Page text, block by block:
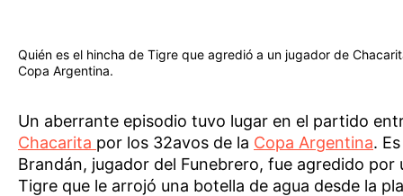
Quién es el hincha de Tigre que agredió a un jugador de
Copa Argentina.
Un aberrante episodio tuvo lugar en el partido
Chacarita por los 32avos de la Copa Argentina.
Brandán, jugador del Funebrero, fue agredido por
Tigre que le arrojó una botella de agua desde la